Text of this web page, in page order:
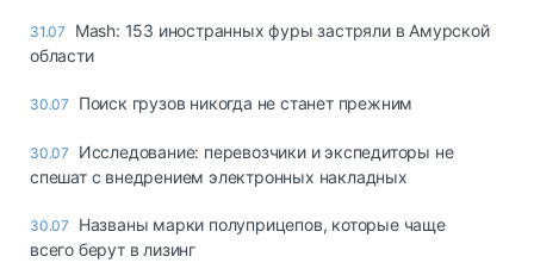
31.07
Mash: 153 иностранных фуры застряли в Амурской
области
30.07 Поиск грузов никогда не станет прежним
30.07
Исследование: перевозчики и экспедиторы не
спешат с внедрением электронных накладных
30.07
Названы марки полуприцепов, которые чаще
всего берут в лизинг